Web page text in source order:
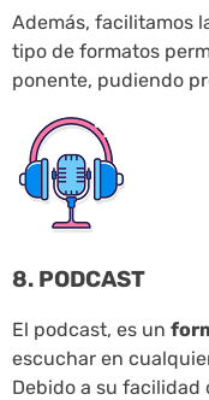
Además, facilitamos
tipo de formatos
ponente, pudiendo
8. PODCAST
El podcast, es un
escuchar en
Debido a su facilidad